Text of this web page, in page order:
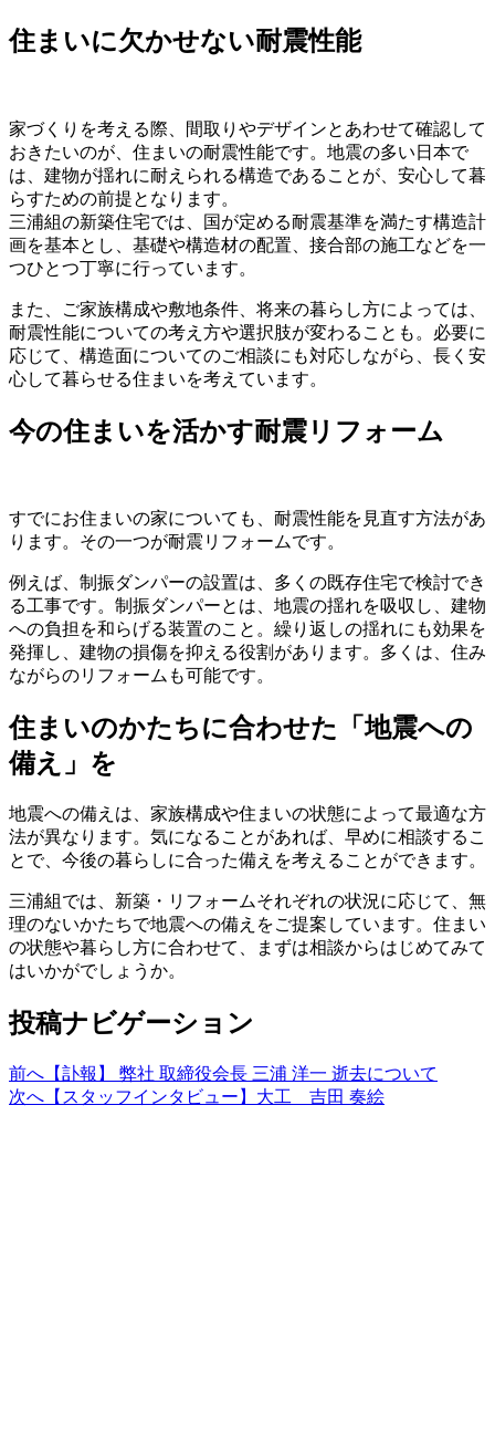
住まいに欠かせない耐震性能
家づくりを考える際、間取りやデザインとあわせて確認して
おきたいのが、住まいの耐震性能です。地震の多い日本で
は、建物が揺れに耐えられる構造であることが、安心して暮
らすための前提となります。
三浦組の新築住宅では、国が定める耐震基準を満たす構造計
画を基本とし、基礎や構造材の配置、接合部の施工などを一
つひとつ丁寧に行っています。
また、ご家族構成や敷地条件、将来の暮らし方によっては、
耐震性能についての考え方や選択肢が変わることも。必要に
応じて、構造面についてのご相談にも対応しながら、長く安
心して暮らせる住まいを考えています。
今の住まいを活かす耐震リフォーム
すでにお住まいの家についても、耐震性能を見直す方法があ
ります。その一つが耐震リフォームです。
例えば、制振ダンパーの設置は、多くの既存住宅で検討でき
る工事です。制振ダンパーとは、地震の揺れを吸収し、建物
への負担を和らげる装置のこと。繰り返しの揺れにも効果を
発揮し、建物の損傷を抑える役割があります。多くは、住み
ながらのリフォームも可能です。
住まいのかたちに合わせた「地震への
備え」を
地震への備えは、家族構成や住まいの状態によって最適な方
法が異なります。気になることがあれば、早めに相談するこ
とで、今後の暮らしに合った備えを考えることができます。
三浦組では、新築・リフォームそれぞれの状況に応じて、無
理のないかたちで地震への備えをご提案しています。住まい
の状態や暮らし方に合わせて、まずは相談からはじめてみて
はいかがでしょうか。
投稿ナビゲーション
前へ 【訃報】 弊社 取締役会長 三浦 洋一 逝去について
次へ 【スタッフインタビュー】大工 吉田 奏絵